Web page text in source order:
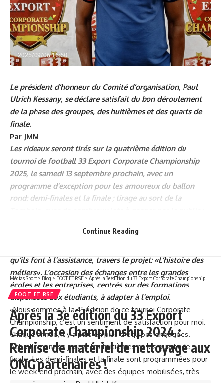
Le président d’honneur du Comité d’organisation, Paul
Ulrich Kessany, se déclare satisfait du bon déroulement
de la phase des groupes, des huitièmes et des quarts de
finale.
Par JMM
Les rideaux seront tirés sur la quatrième édition du
tournoi de football 33 Export Corporate Championship
2025, le samedi 13 septembre prochain, avec un
programme d’exception pour les amoureux du ballon
rond: demi-finales et la finale ; tirage au sort de la
d’honneur du Comité d’organisation, Paul Ulrich Kessany,
qu’ils font à l’assistance, travers le projet: «L’histoire des
métiers». L’occasion des échanges entre les grandes
écoles et les entreprises, centrés sur des formations
dispensées aux étudiants, à adapter à l’emploi.
«Nous sommes à la 4eédition de ce tournoi Corporate
Championship, c’est un sentiment de satisfaction pour moi.
Chaque année, il y a plus en plus d’équipes engagées.
Actuellement se jouent les huitièmes et les quarts de
finale. Les demi-finales et la finale sont programmées pour
le week-end prochain, avec des équipes mobilisées, très
Continue Reading
Médias Sport > Blog > FOOT ET RSE > Après la 3e édition du 33 Export Corporate Championship 2024 : Remise de matériel de nettoyage aux ONG partenaires !
FOOT ET RSE
Après la 3e édition du 33 Export
Corporate Championship 2024 :
Remise de matériel de nettoyage aux
ONG partenaires !